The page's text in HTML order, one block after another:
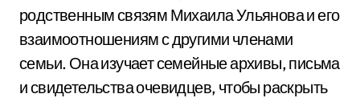
родственным связям Михаила Ульянова и его
взаимоотношениям с другими членами
семьи. Она изучает семейные архивы, письма
и свидетельства очевидцев, чтобы раскрыть